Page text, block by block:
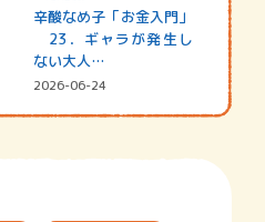
辛酸なめ子「お金入門」
23．ギャラが発生し
ない大人…
2026-06-24